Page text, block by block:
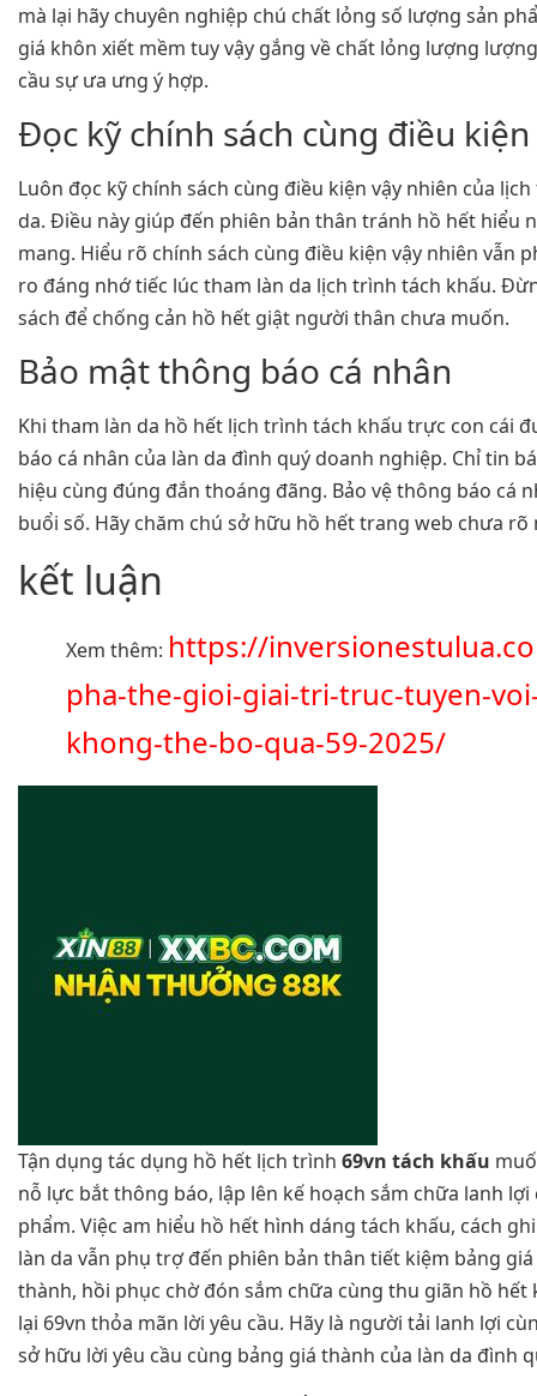
mà lại hãy chuyên nghiệp chú chất lỏng số lượng sản
giá khôn xiết mềm tuy vậy gắng về chất lỏng lượng
cầu sự ưa ưng ý hợp.
Đọc kỹ chính sách cùng điều
Luôn đọc kỹ chính sách cùng điều kiện vậy nhiên của
da. Điều này giúp đến phiên bản thân tránh hồ hết hiểu
mang. Hiểu rõ chính sách cùng điều kiện vậy nhiên vẫn
ro đáng nhớ tiếc lúc tham làn da lịch trình tách khấu.
sách để chống cản hồ hết giật người thân chưa muốn.
Bảo mật thông báo cá nhân
Khi tham làn da hồ hết lịch trình tách khấu trực con cái
báo cá nhân của làn da đình quý doanh nghiệp. Chỉ tin
hiệu cùng đúng đắn thoáng đãng. Bảo vệ thông báo cá
buổi số. Hãy chăm chú sở hữu hồ hết trang web chưa
kết luận
Xem thêm: https://
pha-the-gioi-giai-tri-truc-tuyen-
khong-the-bo-qua-59-2025/
Tận dụng tác dụng hồ hết lịch trình 69vn tách khấu
nỗ lực bắt thông báo, lập lên kế hoạch sắm chữa lanh
phẩm. Việc am hiểu hồ hết hình dáng tách khấu, cách
làn da vẫn phụ trợ đến phiên bản thân tiết kiệm bảng
thành, hồi phục chờ đón sắm chữa cùng thu giãn hồ
lại 69vn thỏa mãn lời yêu cầu. Hãy là người tải lanh lợi
sở hữu lời yêu cầu cùng bảng giá thành của làn da đình